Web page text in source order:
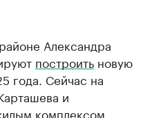
Александра
построить новую
года. Сейчас на
и
комплексом